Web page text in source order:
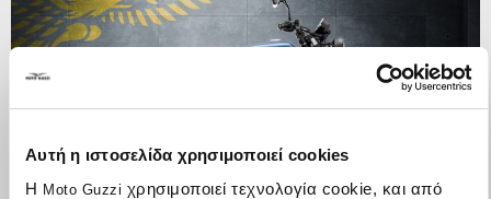
Αυτή η ιστοσελίδα χρησιμοποιεί cookies
Η Moto Guzzi χρησιμοποιεί τεχνολογία cookie, και από